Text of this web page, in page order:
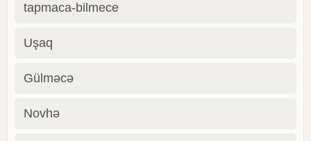
tapmaca-bilmece
Uşaq
Gülməcə
Novhə